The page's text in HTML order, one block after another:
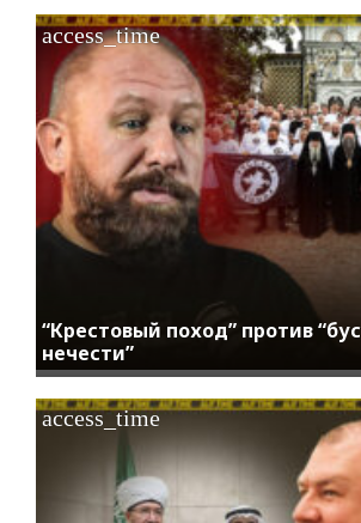
“Крестовый поход” против
нечести”
access_time
access_time